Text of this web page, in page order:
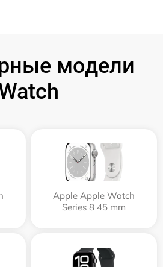
модели
Apple Apple Watch
Series 8 45 mm